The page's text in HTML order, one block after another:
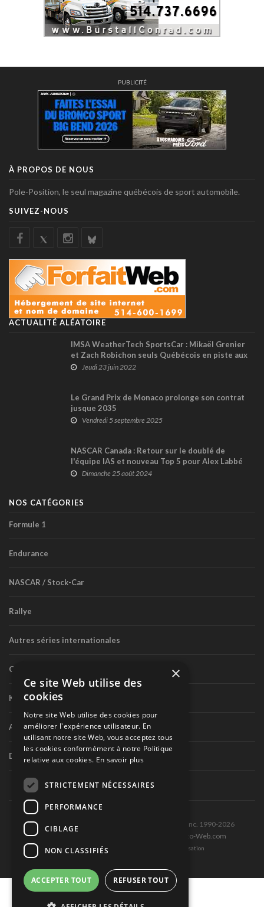
PUBLICITÉ
À PROPOS DE NOUS
Pole-Position, le seul magazine québécois de sport automobile.
SUIVEZ-NOUS
ACTUALITÉ ALÉATOIRE
IMSA WeatherTech SportsCar : Mikaël Grenier
et Zach Robichon seuls Québécois en piste aux
6 Heures de Watkins Glen
Jeudi 23 juin 2022
Le Grand Prix de Monaco prolonge son contrat
jusque 2035
Vendredi 5 septembre 2025
NASCAR Canada : Retour sur le doublé de
l'équipe IAS et nouveau Top 5 pour Alex Labbé
Dimanche 25 août 2024
NOS CATÉGORIES
Formule 1
Endurance
NASCAR / Stock-Car
Rallye
Autres séries internationales
Circuit routier canadien
Karting
Autres séries nationales
Divers
Tous droits réservés © Les Éditions Pole-Position inc. 1990-2026
Ce site est produit et hébergé par Montréal-Photo-Web.com
Politique de confidentialité et Conditions d’utilisation
×
Ce site Web utilise des
cookies
Notre site Web utilise des cookies pour
améliorer l'expérience utilisateur. En
utilisant notre site Web, vous acceptez tous
les cookies conformément à notre Politique
relative aux cookies. En savoir plus
STRICTEMENT NÉCESSAIRES
PERFORMANCE
CIBLAGE
NON CLASSIFIÉS
ACCEPTER TOUT REFUSER TOUT